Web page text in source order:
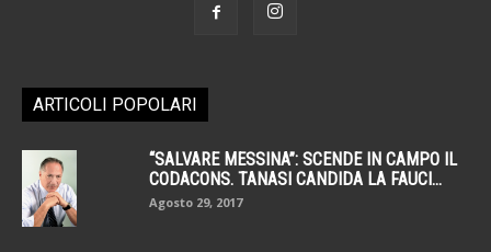
ARTICOLI POPOLARI
“SALVARE MESSINA”: SCENDE IN CAMPO IL
CODACONS. TANASI CANDIDA LA FAUCI...
Agosto 29, 2017